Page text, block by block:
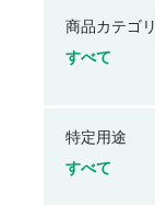
商品カテゴリ
すべて
特定用途
すべて